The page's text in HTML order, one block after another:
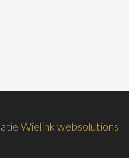
Wielink websolutions